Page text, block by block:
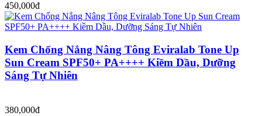
450,000đ
Kem Chống Nắng Nâng Tông Eviralab Tone Up
Sun Cream SPF50+ PA++++ Kiềm Dầu, Dưỡng
Sáng Tự Nhiên
380,000đ